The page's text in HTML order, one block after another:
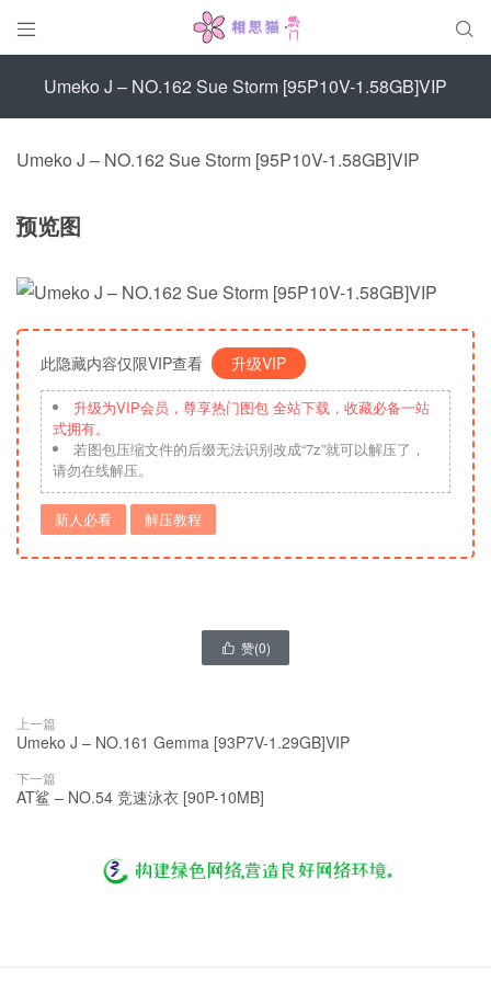
 
Umeko J – NO.162 Sue Storm [95P10V-1.58GB]VIP
Umeko J – NO.162 Sue Storm [95P10V-1.58GB]VIP
预览图
此隐藏内容仅限VIP查看 升级VIP
升级为VIP会员，尊享热门图包 全站下载，收藏必备一站
式拥有。
若图包压缩文件的后缀无法识别改成“7z”就可以解压了，
请勿在线解压。
新人必看 解压教程
 赞(0)
上一篇
Umeko J – NO.161 Gemma [93P7V-1.29GB]VIP
下一篇
AT鲨 – NO.54 竞速泳衣 [90P-10MB]